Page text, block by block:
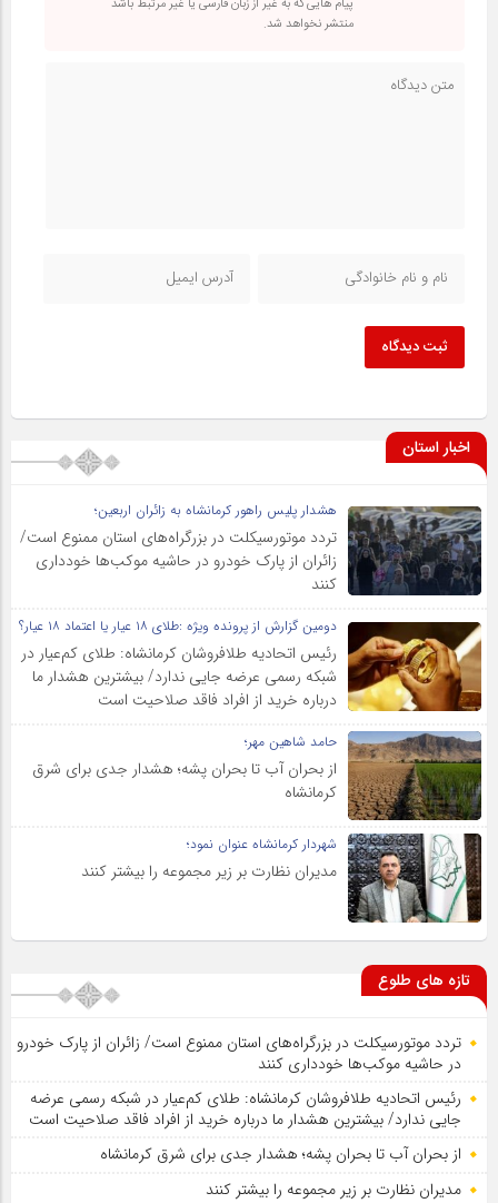
پیام هایی که به غیر از زبان فارسی یا غیر مرتبط باشد
منتشر نخواهد شد.
ثبت دیدگاه
اخبار استان
هشدار پلیس راهور کرمانشاه به زائران اربعین؛
تردد موتورسیکلت در بزرگراه‌های استان ممنوع است/
زائران از پارک خودرو در حاشیه موکب‌ها خودداری
کنند
دومین گزارش از پرونده ویژه :طلای ۱۸ عیار یا اعتماد ۱۸ عیار؟
رئیس اتحادیه طلافروشان کرمانشاه: طلای کم‌عیار در
شبکه رسمی عرضه جایی ندارد/ بیشترین هشدار ما
درباره خرید از افراد فاقد صلاحیت است
حامد شاهین مهر؛
از بحران آب تا بحران پشه؛ هشدار جدی برای شرق
کرمانشاه
شهردار کرمانشاه عنوان نمود؛
مدیران نظارت بر زیر مجموعه را بیشتر کنند
تازه های طلوع
تردد موتورسیکلت در بزرگراه‌های استان ممنوع است/ زائران از پارک خودرو
در حاشیه موکب‌ها خودداری کنند
رئیس اتحادیه طلافروشان کرمانشاه: طلای کم‌عیار در شبکه رسمی عرضه
جایی ندارد/ بیشترین هشدار ما درباره خرید از افراد فاقد صلاحیت است
از بحران آب تا بحران پشه؛ هشدار جدی برای شرق کرمانشاه
مدیران نظارت بر زیر مجموعه را بیشتر کنند